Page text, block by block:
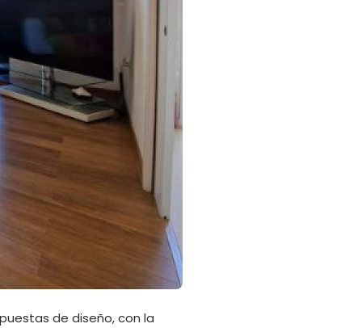
de diseño, con la